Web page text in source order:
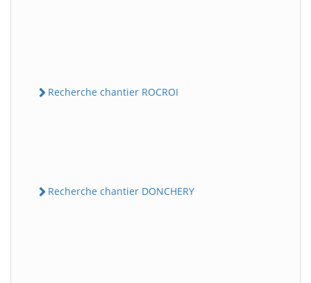
Recherche chantier ROCROI
Recherche chantier DONCHERY